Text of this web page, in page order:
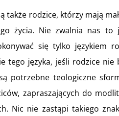
rodzice, którzy mają małe
życia. Nie zwalnia nas
się tylko
tego języka, jeśli rodzice
potrzebne teologiczne
zapraszających do
Nic nie zastąpi takiego